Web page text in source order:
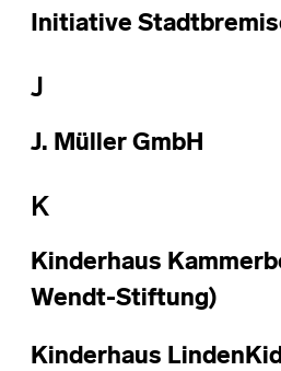
Initiative
J
J. Müller GmbH
K
Kinderhaus
Wendt-Stiftung)
Kinderhaus